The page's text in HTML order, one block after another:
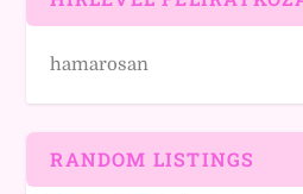
hamarosan
RANDOM LISTINGS